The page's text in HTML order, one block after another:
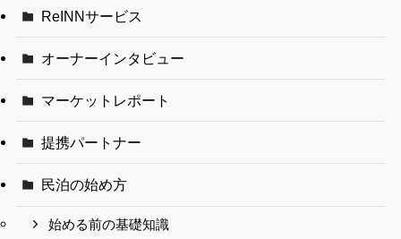
ReINNサービス
オーナーインタビュー
マーケットレポート
提携パートナー
民泊の始め方
始める前の基礎知識